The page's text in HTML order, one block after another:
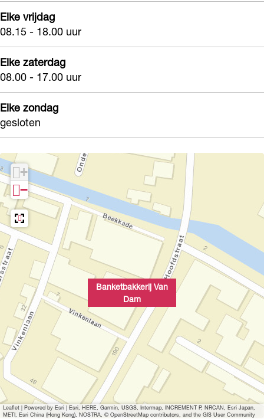
Elke vrijdag
08.15 - 18.00 uur
Elke zaterdag
08.00 - 17.00 uur
Elke zondag
gesloten
Banketbakkerij Van
Dam
+
−
Leaflet | Powered by Esri | Esri, HERE, Garmin, USGS, Intermap, INCREMENT P, NRCAN, Esri Japan,
METI, Esri China (Hong Kong), NOSTRA, © OpenStreetMap contributors, and the GIS User Community